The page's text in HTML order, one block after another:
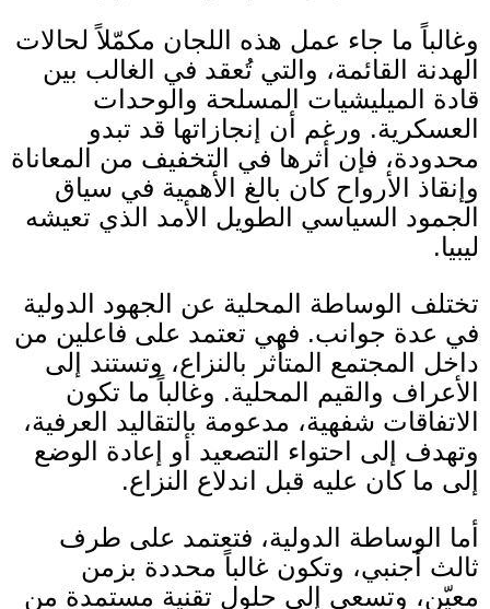
وغالباً ما جاء عمل هذه اللجان مكمّلاً لحالات
الهدنة القائمة، والتي تُعقد في الغالب بين
قادة الميليشيات المسلحة والوحدات
العسكرية. ورغم أن إنجازاتها قد تبدو
محدودة، فإن أثرها في التخفيف من المعاناة
وإنقاذ الأرواح كان بالغ الأهمية في سياق
الجمود السياسي الطويل الأمد الذي تعيشه
ليبيا.
تختلف الوساطة المحلية عن الجهود الدولية
في عدة جوانب. فهي تعتمد على فاعلين من
داخل المجتمع المتأثر بالنزاع، وتستند إلى
الأعراف والقيم المحلية. وغالباً ما تكون
الاتفاقات شفهية، مدعومة بالتقاليد العرفية،
وتهدف إلى احتواء التصعيد أو إعادة الوضع
إلى ما كان عليه قبل اندلاع النزاع.
أما الوساطة الدولية، فتعتمد على طرف
ثالث أجنبي، وتكون غالباً محددة بزمن
معيّن، وتسعى إلى حلول تقنية مستمدة من